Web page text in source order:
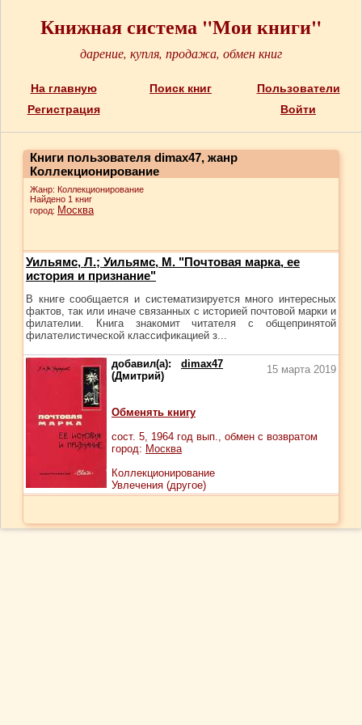
Книжная система "Мои книги"
дарение, купля, продажа, обмен книг
На главную Поиск книг
Пользователи
Регистрация
Войти
Книги пользователя dimax47, жанр
Коллекционирование
Жанр: Коллекционирование
Найдено 1 книг
город: Москва
Уильямс, Л.; Уильямс, М. "Почтовая марка, ее
история и признание"
В книге сообщается и систематизируется много интересных
фактов, так или иначе связанных с историей почтовой марки и
филателии. Книга знакомит читателя с общепринятой
филателистической классификацией з...
добавил(а): dimax47
(Дмитрий)
15 марта 2019
Обменять книгу
сост. 5, 1964 год вып., обмен с возвратом
город: Москва
Коллекционирование
Увлечения (другое)